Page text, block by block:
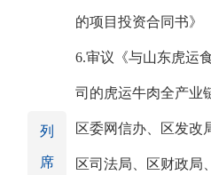
的项目投资合同书》
6.审议《与山东虎运
司的虎运牛肉全产业
列
席
区委网信办、区发改
区司法局、区财政局